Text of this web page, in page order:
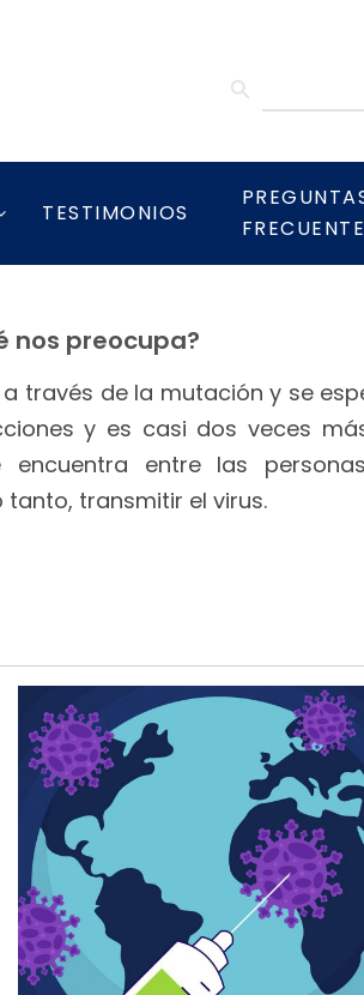
TESTIMONIOS
nos preocupa?
través de la mutación y se
y es casi dos veces
entre las
transmitir el virus.